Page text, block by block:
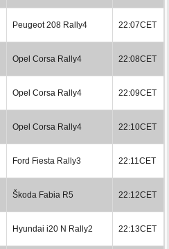
Peugeot 208 Rally4 22:07CET
Opel Corsa Rally4 22:08CET
Opel Corsa Rally4 22:09CET
Opel Corsa Rally4 22:10CET
Ford Fiesta Rally3 22:11CET
Škoda Fabia R5 22:12CET
Hyundai i20 N Rally2 22:13CET